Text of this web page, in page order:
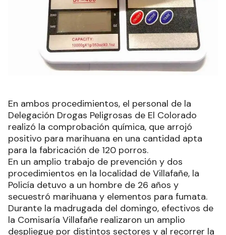
En ambos procedimientos, el personal de la
Delegación Drogas Peligrosas de El Colorado
realizó la comprobación química, que arrojó
positivo para marihuana en una cantidad apta
para la fabricación de 120 porros.
En un amplio trabajo de prevención y dos
procedimientos en la localidad de Villafañe, la
Policía detuvo a un hombre de 26 años y
secuestró marihuana y elementos para fumata.
Durante la madrugada del domingo, efectivos de
la Comisaría Villafañe realizaron un amplio
despliegue por distintos sectores y al recorrer la